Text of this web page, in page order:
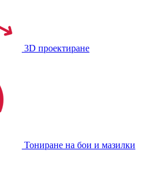
3D проектиране
Тониране на бои и мазилки